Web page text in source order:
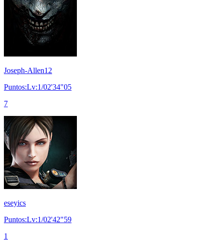
Joseph-Allen12
Puntos:Lv:1/02'34"05
7
eseyics
Puntos:Lv:1/02'42"59
1